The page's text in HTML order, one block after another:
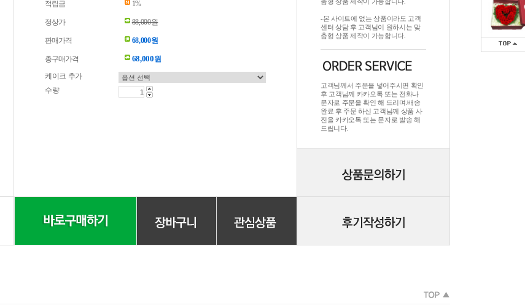
적립금 1%
정상가 88,000원
판매가격 68,000원
총구매가격 68,000원
케이크 추가
수량
-본 사이트에 없는 상품이라도 고객
센터 상담 후 고객님이 원하시는 맞
춤형 상품 제작이 가능합니다.
고객님께서 주문을 넣어주시면 확인
후 고객님께 카카오톡 또는 전화나
문자로 주문을 확인 해 드리며.배송
완료 후 주문 하신 고객님께 상품 사
진을 카카오톡 또는 문자로 발송 해
드립니다.